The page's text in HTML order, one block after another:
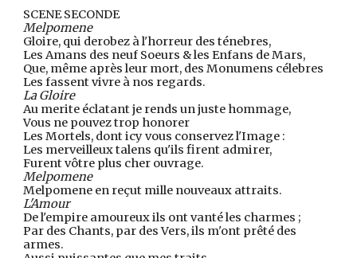
SCENE SECONDE
Melpomene
Gloire, qui derobez à l'horreur des ténebres,
Les Amans des neuf Soeurs & les Enfans de Mars,
Que, même après leur mort, des Monumens célebres
Les fassent vivre à nos regards.
La Gloire
Au merite éclatant je rends un juste hommage,
Vous ne pouvez trop honorer
Les Mortels, dont icy vous conservez l'Image :
Les merveilleux talens qu'ils firent admirer,
Furent vôtre plus cher ouvrage.
Melpomene
Melpomene en reçut mille nouveaux attraits.
L'Amour
De l'empire amoureux ils ont vanté les charmes ;
Par des Chants, par des Vers, ils m'ont prêté des
armes.